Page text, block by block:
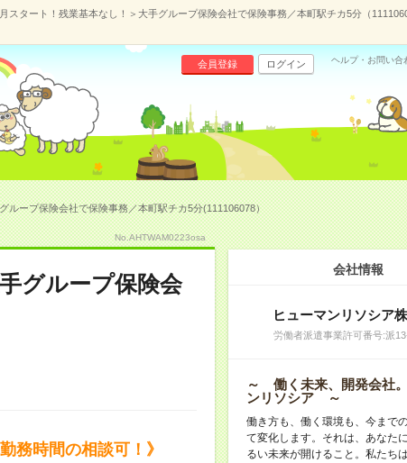
月スタート！残業基本なし！＞大手グループ保険会社で保険事務／本町駅チカ5分（
会員登録 ログイン ヘルプ・お問い合
ループ保険会社で保険事務／本町駅チカ5分(111106078）
No.AHTWAM0223osa
グループ保険会
務時間の相談可！》
会社情報
ヒューマンリソシア
労働者派遣事業許可番号:派
～ 働く未来、開発会社
ンリソシア ～
働き方も、働く環境も、今まで
て変化します。それは、あなた
るい未来が開けること。私たち